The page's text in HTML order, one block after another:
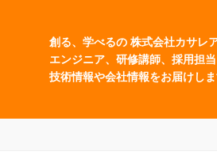
創る、学べるの 株式会社カサレ
エンジニア、研修講師、採用担
技術情報や会社情報をお届けしま